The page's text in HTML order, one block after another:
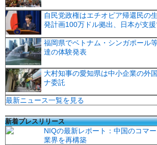
自民党政権はエチオピア帰還民の
発計画100万ドル拠出、日本が支
福岡県でベトナム・シンガポール
達の体験発表
大村知事の愛知県は中小企業の外
ナ委託
最新ニュース一覧を見る
新着プレスリリース
NIQの最新レポート：中国のコマ
業界を再構築